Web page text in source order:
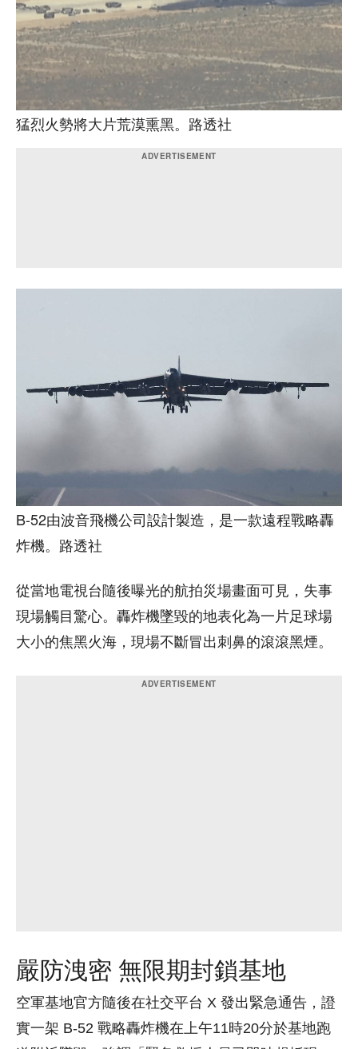
猛烈火勢將大片荒漠熏黑。路透社
B-52由波音飛機公司設計製造，是一款遠程戰略轟
炸機。路透社
從當地電視台隨後曝光的航拍災場畫面可見，失事
現場觸目驚心。轟炸機墜毀的地表化為一片足球場
大小的焦黑火海，現場不斷冒出刺鼻的滾滾黑煙。
嚴防洩密 無限期封鎖基地
空軍基地官方隨後在社交平台 X 發出緊急通告，證
實一架 B-52 戰略轟炸機在上午11時20分於基地跑